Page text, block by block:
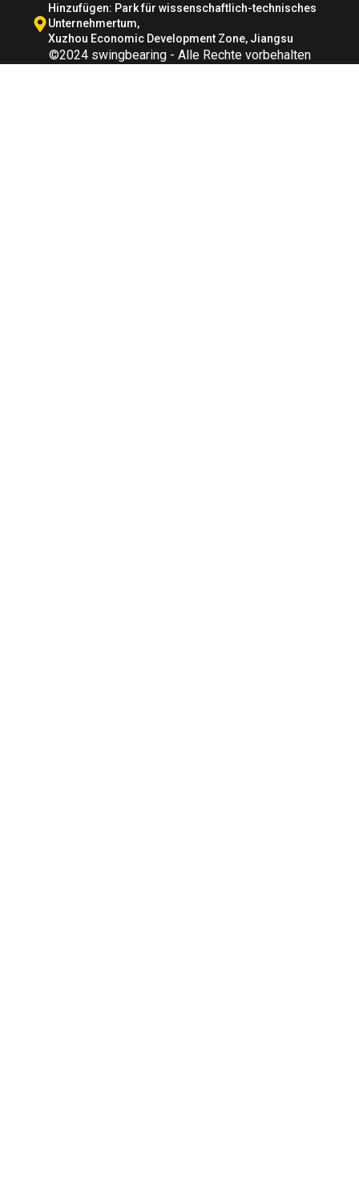
Hinzufügen: Park für wissenschaftlich-technisches
Unternehmertum,
Xuzhou Economic Development Zone, Jiangsu
©2024 swingbearing - Alle Rechte vorbehalten